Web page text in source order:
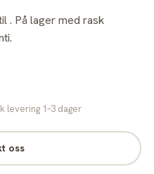
. På lager med rask
levering 1–3 dager
oss